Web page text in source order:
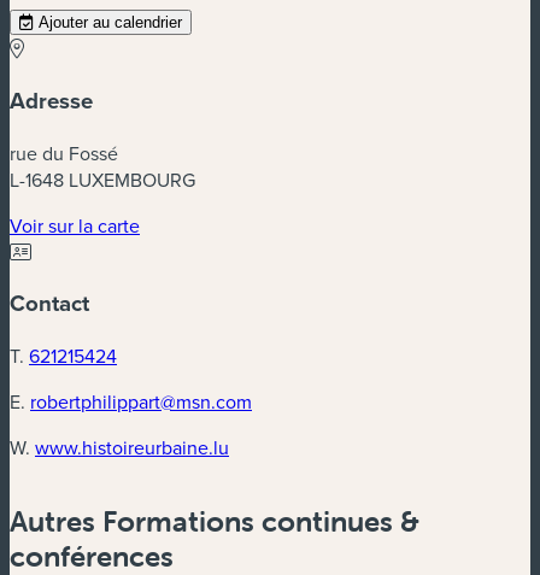
Ajouter au calendrier
Adresse
rue du Fossé
L-1648 LUXEMBOURG
Voir sur la carte(nouvelle fenêtre)
Contact
T. 621215424
E. robertphilippart@msn.com
W. www.histoireurbaine.lu
Autres Formations continues &
conférences